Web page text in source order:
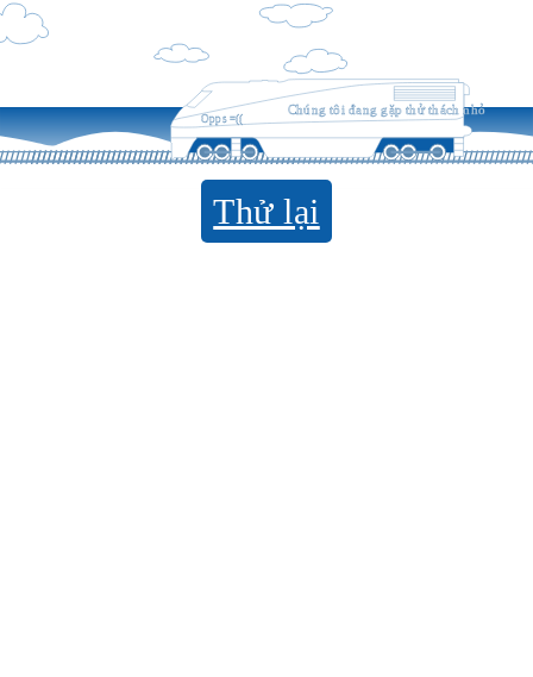
Opps =((
Chúng tôi đang gặp thử thách nhỏ
Thử lại